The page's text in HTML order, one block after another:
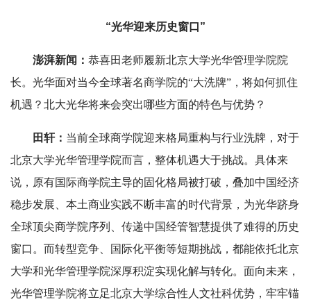
“光华迎来历史窗口”
澎湃新闻： 恭喜田老师履新北京大学光华管理学院院
长。光华面对当今全球著名商学院的“大洗牌”，将如何抓住
机遇？北大光华将来会突出哪些方面的特色与优势？
田轩： 当前全球商学院迎来格局重构与行业洗牌，对于
北京大学光华管理学院而言，整体机遇大于挑战。具体来
说，原有国际商学院主导的固化格局被打破，叠加中国经济
稳步发展、本土商业实践不断丰富的时代背景，为光华跻身
全球顶尖商学院序列、传递中国经管智慧提供了难得的历史
窗口。而转型竞争、国际化平衡等短期挑战，都能依托北京
大学和光华管理学院深厚积淀实现化解与转化。面向未来，
光华管理学院将立足北京大学综合性人文社科优势，牢牢锚